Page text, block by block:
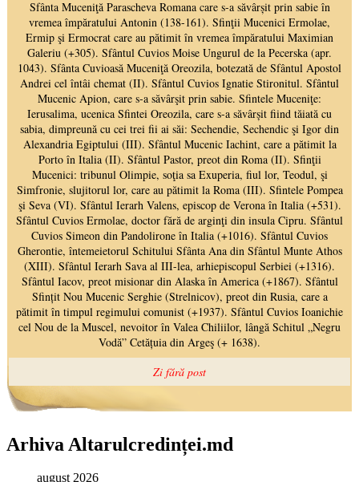
Arhiva Altarulcredinței.md
august 2026